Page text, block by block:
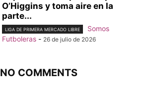
O’Higgins y toma aire en la
parte...
LIGA DE PRIMERA MERCADO LIBRE
Somos
Futboleras - 26 de julio de 2026
NO COMMENTS